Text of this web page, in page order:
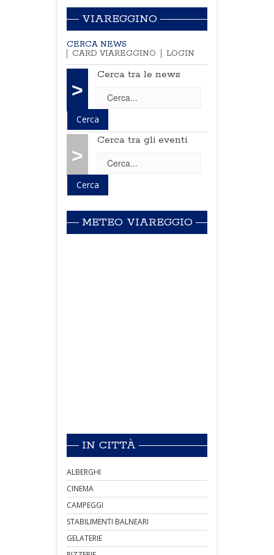
VIAREGGINO
CERCA NEWS
CARD VIAREGGINO
LOGIN
>
Cerca tra le news
>
Cerca tra gli eventi
METEO VIAREGGIO
IN CITTÀ
ALBERGHI
CINEMA
CAMPEGGI
STABILIMENTI BALNEARI
GELATERIE